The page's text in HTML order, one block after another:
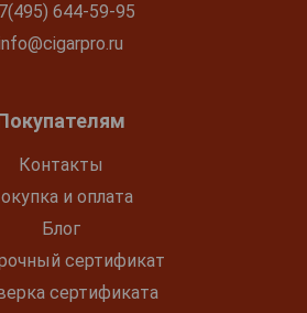
644-59-95
Контакты
и оплата
Блог
сертификат
сертификата